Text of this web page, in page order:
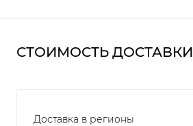
СТОИМОСТЬ ДОСТАВКИ
Доставка в регионы